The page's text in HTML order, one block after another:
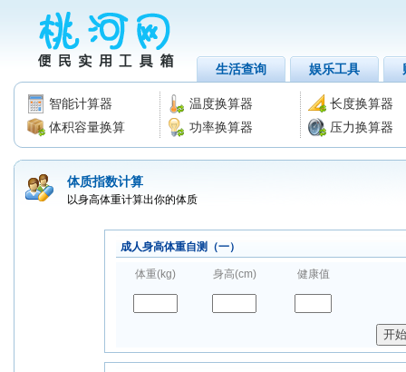
生活查询 娱乐工具
智能计算器 温度换算器
长度换算器
体积容量换算
功率换算器 压力换算器
体质指数计算
以身高体重计算出你的体质
成人身高体重自测（一）
体重(kg) 身高(cm) 健康值